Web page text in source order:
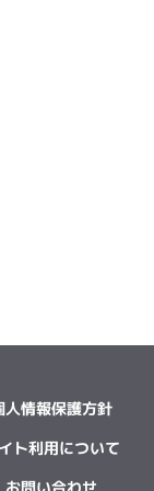
人情報保護方針
ト利用について
お問い合わせ